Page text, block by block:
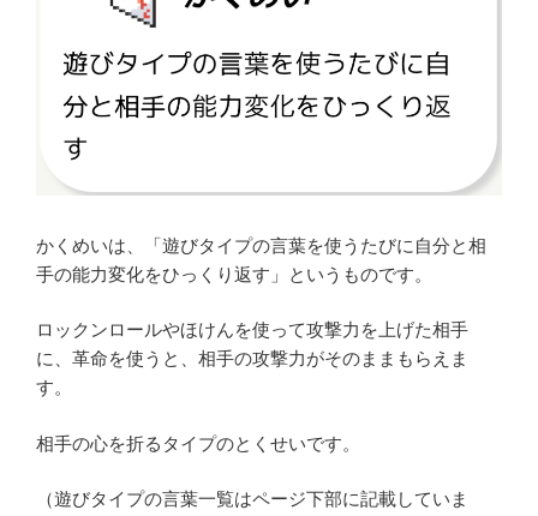
かくめいは、「遊びタイプの言葉を使うたびに自分と相
手の能力変化をひっくり返す」というものです。
ロックンロールやほけんを使って攻撃力を上げた相手
に、革命を使うと、相手の攻撃力がそのままもらえま
す。
相手の心を折るタイプのとくせいです。
（遊びタイプの言葉一覧はページ下部に記載していま